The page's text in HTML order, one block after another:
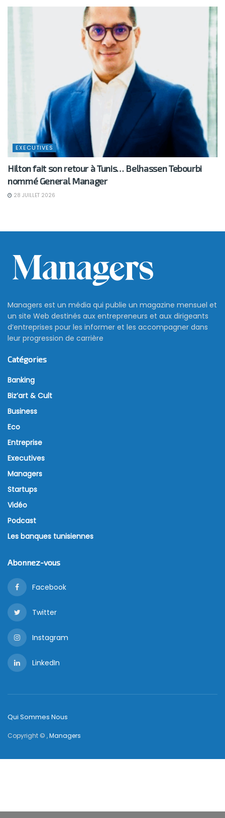
EXECUTIVES
Hilton fait son retour à Tunis… Belhassen Tebourbi
nommé General Manager
28 JUILLET 2026
Emprunt obligataire: la CDC
s’engage à acheter les
obligations des petits porteurs
6 juin 2022
l’emprunt obligataire national de l’année 2022 ont
prochain pour souscrire à cet emprunt à travers
lequel l’État souhaite lever 350 millions de dinars.
Aujourd’hui, la Caisse des dépôts et consignations
vient d’annoncer qu’elle s’engage à racheter les
obligations de la 2e tranche de cet emprunt. Cette
offre est proposée exclusivement pour les
obligations de catégorie A qui seront souscrites par
l’emprunt national 2022 sont réservées aux
personnes physiques. Elles ont une valeur nominale
5 ans et un délai de grâce de trois ans.